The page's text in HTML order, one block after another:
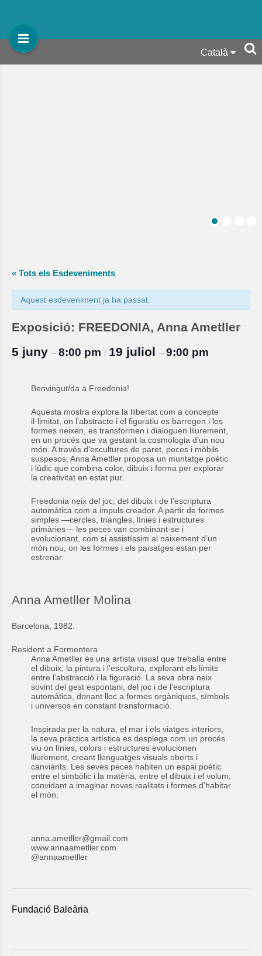
Català
« Tots els Esdeveniments
Aquest esdeveniment ja ha passat.
Exposició: FREEDONIA, Anna Ametller
5 juny – 8:00 pm / 19 juliol – 9:00 pm
Benvingut/da a Freedonia!
Aquesta mostra explora la llibertat com a concepte
il·limitat, on l’abstracte i el figuratiu es barregen i les
formes neixen, es transformen i dialoguen lliurement,
en un procés que va gestant la cosmologia d’un nou
món. A través d’escultures de paret, peces i mòbils
suspesos, Anna Ametller proposa un muntatge poètic
i lúdic que combina color, dibuix i forma per explorar
la creativitat en estat pur.
Freedonia neix del joc, del dibuix i de l’escriptura
automàtica com a impuls creador. A partir de formes
simples —cercles, triangles, línies i estructures
primàries— les peces van combinant-se i
evolucionant, com si assistíssim al naixement d’un
món nou, on les formes i els paisatges estan per
estrenar.
Anna Ametller Molina
Barcelona, 1982.
Resident a Formentera
Anna Ametller és una artista visual que treballa entre
el dibuix, la pintura i l’escultura, explorant els límits
entre l’abstracció i la figuració. La seva obra neix
sovint del gest espontani, del joc i de l’escriptura
automàtica, donant lloc a formes orgàniques, símbols
i universos en constant transformació.
Inspirada per la natura, el mar i els viatges interiors,
la seva pràctica artística es desplega com un procés
viu on línies, colors i estructures evolucionen
lliurement, creant llenguatges visuals oberts i
canviants. Les seves peces habiten un espai poètic
entre el simbòlic i la matèria, entre el dibuix i el volum,
convidant a imaginar noves realitats i formes d’habitar
el món.
anna.ametller@gmail.com
www.annaametller.com
@annaametller
Fundació Baleària